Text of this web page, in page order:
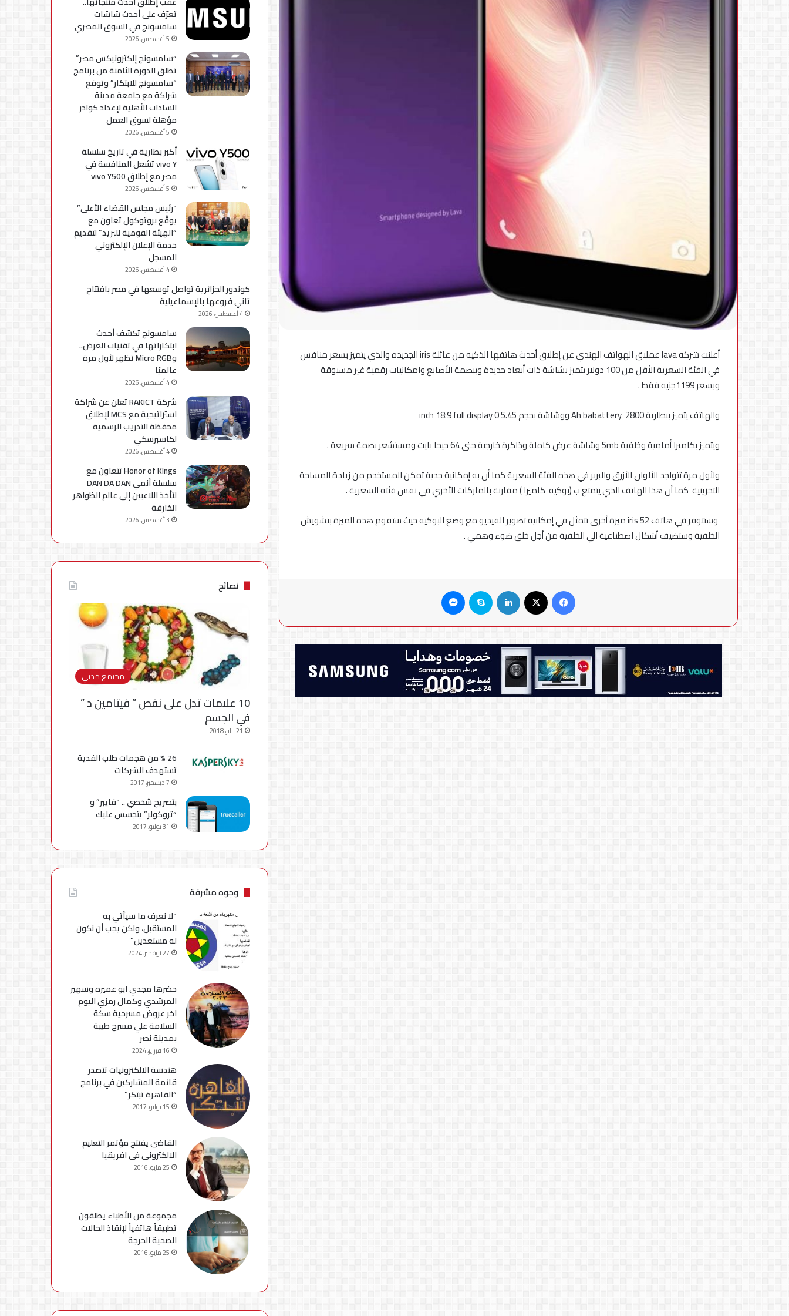
أعلنت شركه lava عملاق الهواتف الهندي عن إطلاق أحدث هاتفها الذكيه من عائلة iris الجديده والذي يتميز بسعر منافس
في الفئة السعرية الأقل من 100 دولار يتميز بشاشة ذات أبعاد جديدة وببصمة الأصابع وامكانيات رقمية غير مسبوقة
وبسعر 1199جنيه فقط .
والهاتف يتميز ببطارية Ah babattery 2800 ووشاشة بحجم 5.45 inch 18:9 full display 0
ويتميز بكاميرا أمامية وخلفية 5mb وشاشة عرض كاملة وذاكرة خارجية حتى 64 جيجا بايت ومستشعر بصمة سريعة .
ولأول مرة تتواجد الألوان الأزرق والبربر في هذه الفئة السعرية كما أن به إمكانية جدية تمكن المستخدم من زيادة المساحة
التخزينية كما أن هذا الهاتف الذي يتمتع ب (بوكيه كاميرا ) مقارنة بالماركات الأخري في نفس فئته السعرية .
وستتوفر في هاتف iris 52 ميزة أخرى تتمثل في إمكانية تصوير الفيديو مع وضع البوكيه حيث ستقوم هذه الميزة بتشويش
الخلفية وستضيف أشكال اصطناعية الي الخلفية من أجل خلق ضوء وهمي .
فيسبوك لينكدإن سكايب
في
مصر
تعرّف على أحدث شاشات
سامسونج في السوق المصري
5 أغسطس، 2026
“سامسونج إلكترونيكس مصر”
تطلق الدورة الثامنة من برنامج
“سامسونج للابتكار” وتوقع
شراكة مع جامعة مدينة
السادات الأهلية لإعداد كوادر
مؤهلة لسوق العمل
5 أغسطس، 2026
أكبر بطارية في تاريخ سلسلة
vivo Y تشعل المنافسة في
مصر مع إطلاق vivo Y500
5 أغسطس، 2026
“رئيس مجلس القضاء الأعلى”
يوقّع بروتوكول تعاون مع
“الهيئة القومية للبريد” لتقديم
خدمة الإعلان الإلكتروني
المسجل
4 أغسطس، 2026
كوندور الجزائرية تواصل توسعها في مصر بافتتاح
ثاني فروعها بالإسماعيلية
4 أغسطس، 2026
سامسونج تكشف أحدث
ابتكاراتها في تقنيات العرض..
وMicro RGB تظهر لأول مرة
عالميًا
4 أغسطس، 2026
شركة RAKICT تعلن عن شراكة
استراتيجية مع MCS لإطلاق
محفظة التدريب الرسمية
لكاسبرسكي
4 أغسطس، 2026
Honor of Kings تتعاون مع
سلسلة أنمي DAN DA DAN
لتأخذ اللاعبين إلى عالم الظواهر
الخارقة
3 أغسطس، 2026
نصائح
مجتمع مدني
10 علامات تدل على نقص ” فيتامين د ”
في الجسم
21 يناير، 2018
26 % من هجمات طلب الفدية
تستهدف الشركات
7 ديسمبر، 2017
بتصريح شخصي .. “فايبر” و
“تروكولر” يتجسس عليك
31 يوليو، 2017
وجوه مشرفة
“لا نعرف ما سيأتي به
المستقبل، ولكن يجب أن نكون
له مستعدين”
27 نوفمبر، 2024
حضرها مجدي ابو عميره وسهير
المرشدي وكمال رمزي اليوم
اخر عروض مسرحية سكة
السلامة علي مسرح طيبة
بمدينة نصر
16 فبراير، 2024
هندسة الالكترونيات تتصدر
قائمة المشاركين في برنامج
“القاهرة تبتكر”
15 يوليو، 2017
القاضى يفتتح مؤتمر التعليم
الالكترونى فى افريقيا
25 مايو، 2016
مجموعة من الأطباء يطلقون
تطبيقاً هاتفياً لإنقاذ الحالات
الصحية الحرجة
25 مايو، 2016